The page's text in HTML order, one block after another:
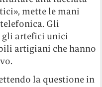
mette le mani
Gli
gli artefici unici
artigiani che hanno
la questione in